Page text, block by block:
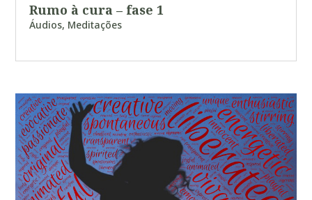
Rumo à cura – fase 1
Áudios, Meditações